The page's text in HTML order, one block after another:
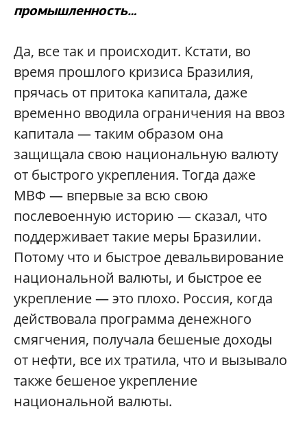
промышленность…
Да, все так и происходит. Кстати, во
время прошлого кризиса Бразилия,
прячась от притока капитала, даже
временно вводила ограничения на ввоз
капитала — таким образом она
защищала свою национальную валюту
от быстрого укрепления. Тогда даже
МВФ — впервые за всю свою
послевоенную историю — сказал, что
поддерживает такие меры Бразилии.
Потому что и быстрое девальвирование
национальной валюты, и быстрое ее
укрепление — это плохо. Россия, когда
действовала программа денежного
смягчения, получала бешеные доходы
от нефти, все их тратила, что и вызывало
также бешеное укрепление
национальной валюты.